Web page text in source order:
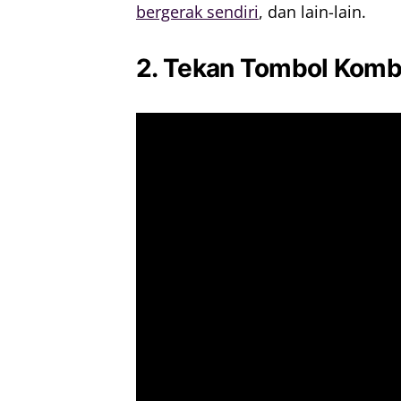
bergerak sendiri, dan lain-lain.
2. Tekan Tombol